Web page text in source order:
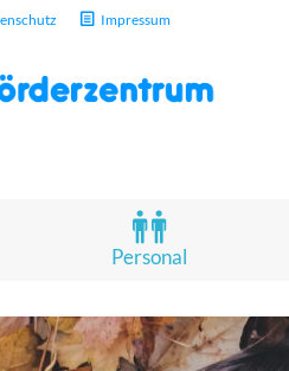
Impressum
Personal